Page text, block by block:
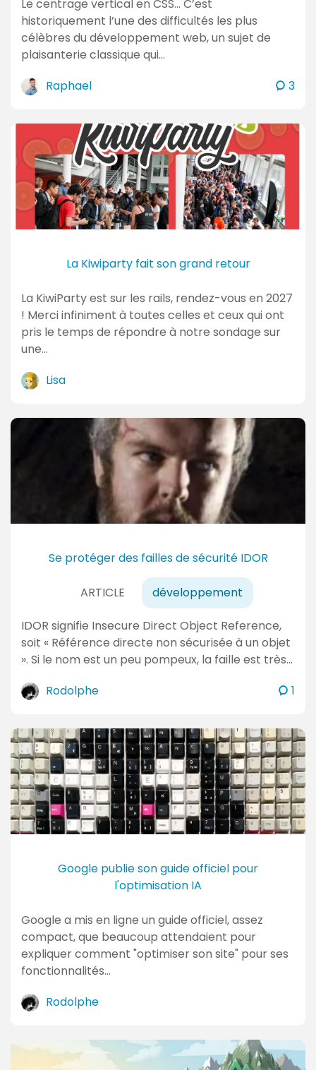
Le centrage vertical en CSS… C’est
historiquement l’une des difficultés les plus
célèbres du développement web, un sujet de
plaisanterie classique qui…
Raphael
3c
m
La Kiwiparty fait son grand retour
La KiwiParty est sur les rails, rendez-vous en 2027
! Merci infiniment à toutes celles et ceux qui ont
pris le temps de répondre à notre sondage sur
une…
Lisa
Se protéger des failles de sécurité IDOR
ARTICLE développement
IDOR signifie Insecure Direct Object Reference,
soit « Référence directe non sécurisée à un objet
». Si le nom est un peu pompeux, la faille est très…
Rodolphe
1
m
e
n
t
a
i
Google publie son guide officiel pour
l'optimisation IA
Google a mis en ligne un guide officiel, assez
compact, que beaucoup attendaient pour
expliquer comment "optimiser son site" pour ses
fonctionnalités…
Rodolphe